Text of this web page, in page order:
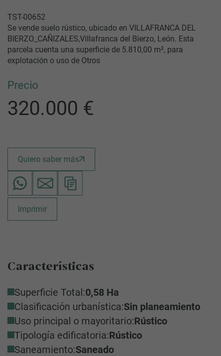
TST-00652
Se vende suelo rústico, ubicado en VILLAFRANCA DEL
BIERZO_CAÑIZALES,Villafranca del Bierzo, León. Esta
parcela cuenta una superficie de 5.810,00 m², para
explotación o uso de Otros
Precio
320.000 €
Quiero saber más
Imprimir
Características
Superficie Total:0,58 Ha
Clasificación urbanística:Sin planeamiento
Uso principal o mayoritario:Rústico
Tipología edificatoria:Rústico
Saneamiento:Saneado